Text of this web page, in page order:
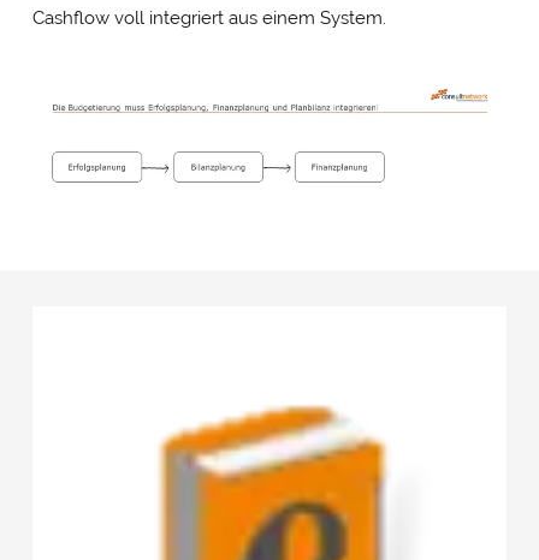
Cashflow voll integriert aus einem System.